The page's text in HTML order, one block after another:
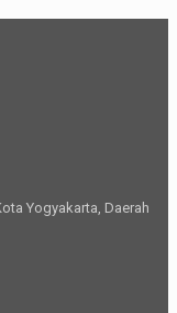
Yogyakarta, Daerah